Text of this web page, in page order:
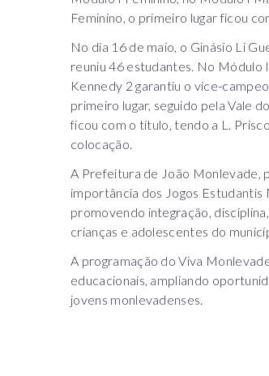
Feminino, o primeiro lugar ficou
No dia 16 de maio, o Ginásio Li
reuniu 46 estudantes. No Módulo
Kennedy 2 garantiu o vice-
primeiro lugar, seguido pela Vale
ficou com o título, tendo a L.
colocação.
A Prefeitura de João Monlevade,
importância dos Jogos
promovendo integração,
crianças e adolescentes do
A programação do Viva
educacionais, ampliando
jovens monlevadenses.